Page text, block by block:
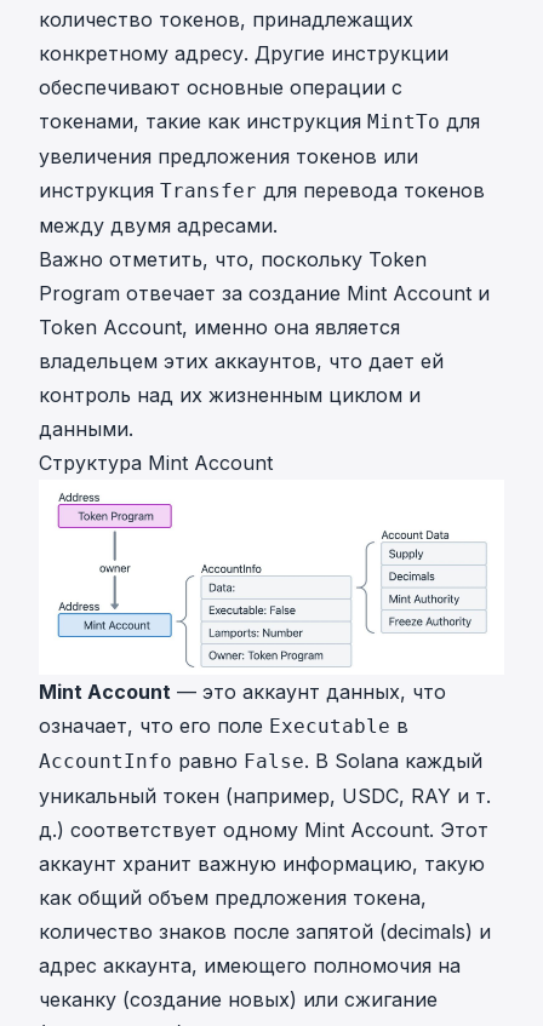
количество токенов, принадлежащих
конкретному адресу. Другие инструкции
обеспечивают основные операции с
токенами, такие как инструкция MintTo для
увеличения предложения токенов или
инструкция Transfer для перевода токенов
между двумя адресами.
Важно отметить, что, поскольку Token
Program отвечает за создание Mint Account и
Token Account, именно она является
владельцем этих аккаунтов, что дает ей
контроль над их жизненным циклом и
данными.
Структура Mint Account
Mint Account — это аккаунт данных, что
означает, что его поле Executable в
AccountInfo равно False. В Solana каждый
уникальный токен (например, USDC, RAY и т.
д.) соответствует одному Mint Account. Этот
аккаунт хранит важную информацию, такую
как общий объем предложения токена,
количество знаков после запятой (decimals) и
адрес аккаунта, имеющего полномочия на
чеканку (создание новых) или сжигание